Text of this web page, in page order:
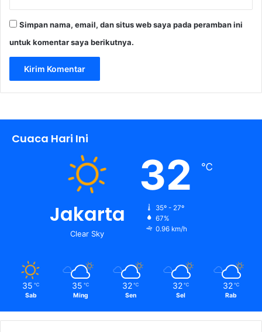
Simpan nama, email, dan situs web saya pada peramban ini
untuk komentar saya berikutnya.
Cuaca Hari Ini
Jakarta
Clear Sky
32 ℃
35º - 27º
67%
0.96 km/h
35 ℃
Sab
35 ℃
Ming
32 ℃
Sen
32 ℃
Sel
32 ℃
Rab